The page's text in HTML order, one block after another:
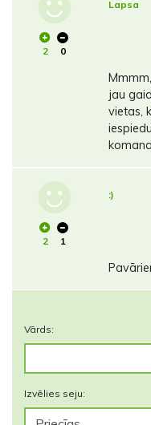
2 0
Lapsa
jau
vietas,
2 1
:)
Vārds:
Izvēlies seju: